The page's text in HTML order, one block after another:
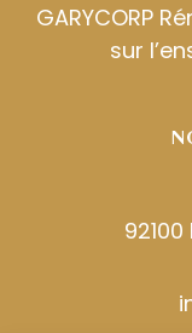
GARYCORP
sur